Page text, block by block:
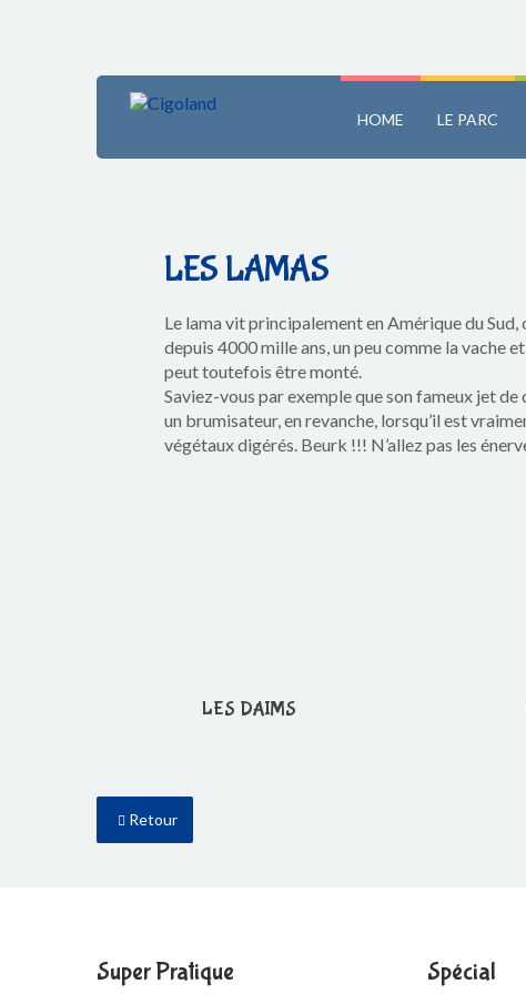
HOME LE PARC
LES LAMAS
Le lama vit principalement en Amérique du
depuis 4000 mille ans, un peu comme la vache
peut toutefois être monté.
Saviez-vous par exemple que son fameux jet
un brumisateur, en revanche, lorsqu’il est
végétaux digérés. Beurk !!! N’allez pas les
LES DAIMS
Retour
Super Pratique Spécial